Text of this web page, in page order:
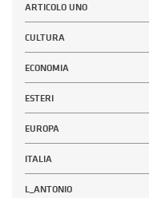
ARTICOLO UNO
CULTURA
ECONOMIA
ESTERI
EUROPA
ITALIA
L_ANTONIO